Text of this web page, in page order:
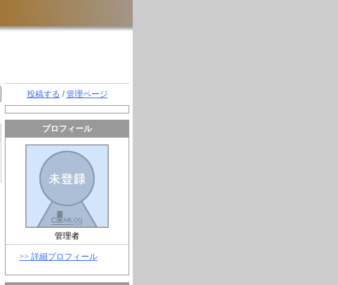
投稿する /管理ページ
プロフィール
管理者
>> 詳細プロフィール